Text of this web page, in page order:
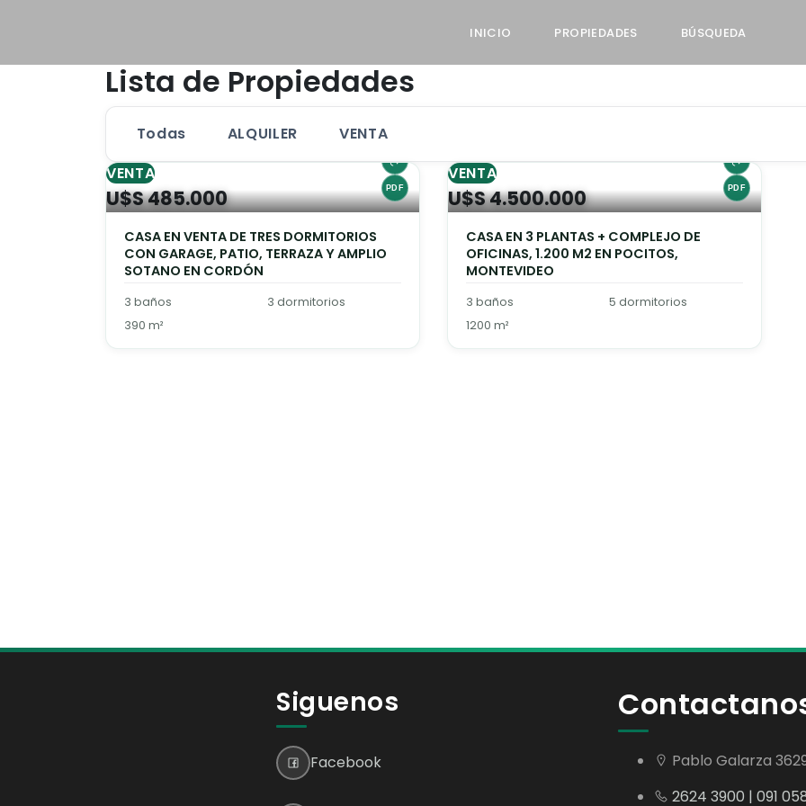
INICIO PROPIEDADES BÚSQUEDA
Lista de Propiedades
Todas ALQUILER VENTA
VENTA
U$S 485.000
CASA EN VENTA DE TRES DORMITORIOS
CON GARAGE, PATIO, TERRAZA Y AMPLIO
SOTANO EN CORDÓN
3 baños
3 dormitorios
390 m²
VENTA
U$S 4.500.000
CASA EN 3 PLANTAS + COMPLEJO DE
OFICINAS, 1.200 M2 EN POCITOS,
MONTEVIDEO
3 baños
5 dormitorios
1200 m²
Siguenos
Facebook
Pablo Galarza
2624 3900 | 091